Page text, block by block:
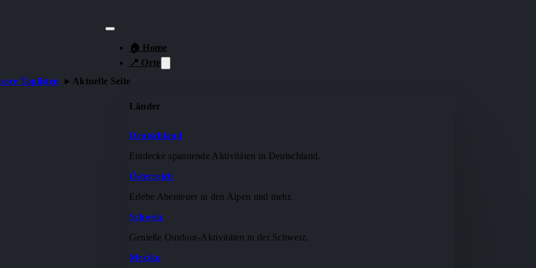
🏠 Home
📍 Orte
Länder
Deutschland
Entdecke spannende Aktivitäten in Deutschland.
Österreich
Erlebe Abenteuer in den Alpen und mehr.
Schweiz
Genieße Outdoor-Aktivitäten in der Schweiz.
Mexiko
Toplisten Aktuelle Seite